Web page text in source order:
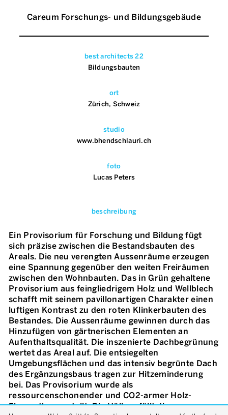
Careum Forschungs- und Bildungsgebäude
best architects 22
Bildungsbauten
ort
Zürich, Schweiz
studio
www.bhendschlauri.ch
foto
Lucas Peters
beschreibung
Ein Provisorium für Forschung und Bildung fügt
sich präzise zwischen die Bestandsbauten des
Areals. Die neu verengten Aussenräume erzeugen
eine Spannung gegenüber den weiten Freiräumen
zwischen den Wohnbauten. Das in Grün gehaltene
Provisorium aus feingliedrigem Holz und Wellblech
schafft mit seinem pavillonartigen Charakter einen
luftigen Kontrast zu den roten Klinkerbauten des
Bestandes. Die Aussenräume gewinnen durch das
Hinzufügen von gärtnerischen Elementen an
Aufenthaltsqualität. Die inszenierte Dachbegrünung
wertet das Areal auf. Die entsiegelten
Umgebungsflächen und das intensiv begrünte Dach
des Ergänzungsbaus tragen zur Hitzeminderung
bei. Das Provisorium wurde als
ressourcenschonender und CO2-armer Holz-
Elementbau erstellt. Die Hülle erfüllt die